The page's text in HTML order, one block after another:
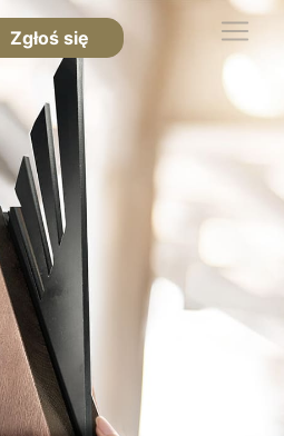
Zgłoś się